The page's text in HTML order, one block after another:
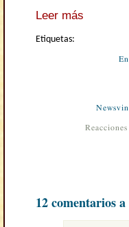
Leer más
Etiquetas:
12 comentarios